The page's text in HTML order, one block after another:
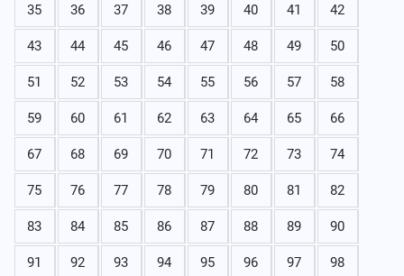
35 36 37 38 39 40 41 42
43 44 45 46 47 48 49 50
51 52 53 54 55 56 57 58
59 60 61 62 63 64 65 66
67 68 69 70 71 72 73 74
75 76 77 78 79 80 81 82
83 84 85 86 87 88 89 90
91 92 93 94 95 96 97 98